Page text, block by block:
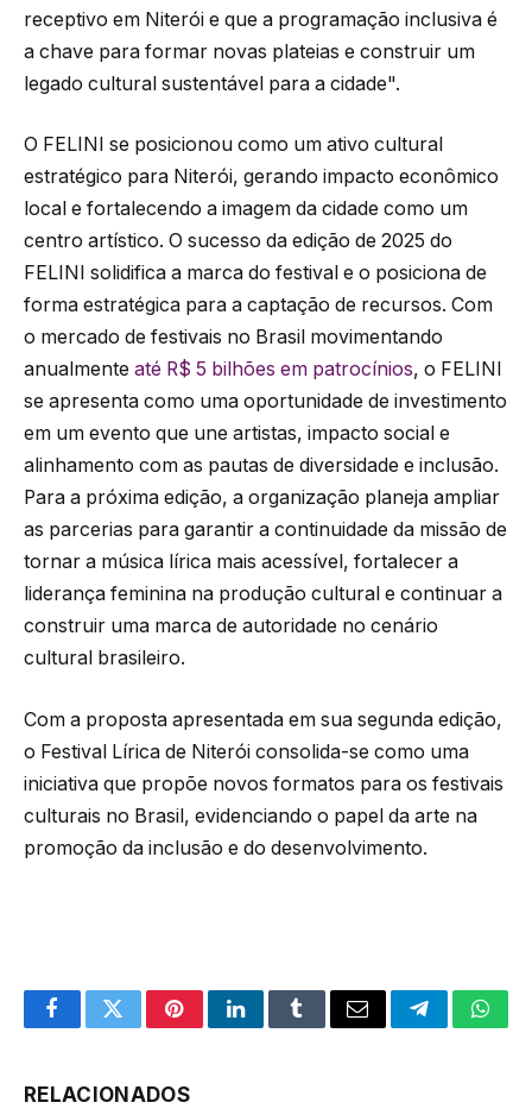
receptivo em Niterói e que a programação inclusiva é
a chave para formar novas plateias e construir um
legado cultural sustentável para a cidade".
O FELINI se posicionou como um ativo cultural
estratégico para Niterói, gerando impacto econômico
local e fortalecendo a imagem da cidade como um
centro artístico. O sucesso da edição de 2025 do
FELINI solidifica a marca do festival e o posiciona de
forma estratégica para a captação de recursos. Com
o mercado de festivais no Brasil movimentando
anualmente até R$ 5 bilhões em patrocínios, o FELINI
se apresenta como uma oportunidade de investimento
em um evento que une artistas, impacto social e
alinhamento com as pautas de diversidade e inclusão.
Para a próxima edição, a organização planeja ampliar
as parcerias para garantir a continuidade da missão de
tornar a música lírica mais acessível, fortalecer a
liderança feminina na produção cultural e continuar a
construir uma marca de autoridade no cenário
cultural brasileiro.
Com a proposta apresentada em sua segunda edição,
o Festival Lírica de Niterói consolida-se como uma
iniciativa que propõe novos formatos para os festivais
culturais no Brasil, evidenciando o papel da arte na
promoção da inclusão e do desenvolvimento.
FacebookTwitterPinterestLinkedInTumblrEmail Telegram
RELACIONADOS